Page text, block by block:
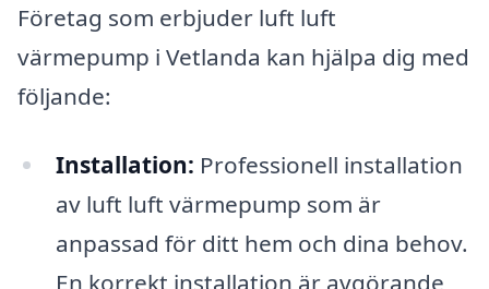
Företag som erbjuder luft luft
värmepump i Vetlanda kan hjälpa dig med
följande:
Installation: Professionell installation
av luft luft värmepump som är
anpassad för ditt hem och dina behov.
En korrekt installation är avgörande